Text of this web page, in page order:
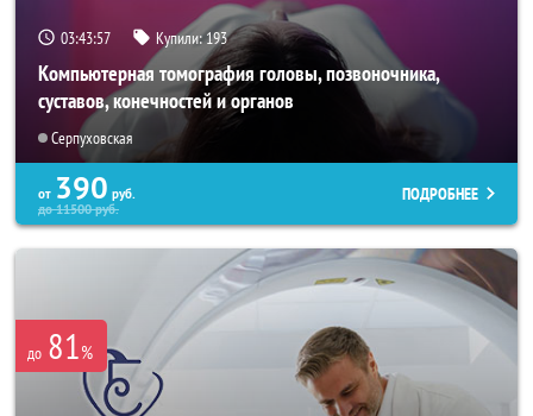
03:43:56 Купили:193
Компьютерная томография головы, позвоночника,
суставов, конечностей и органов
Серпуховская
от 390 руб.
до11500руб.
ПОДРОБНЕЕ
до 81%